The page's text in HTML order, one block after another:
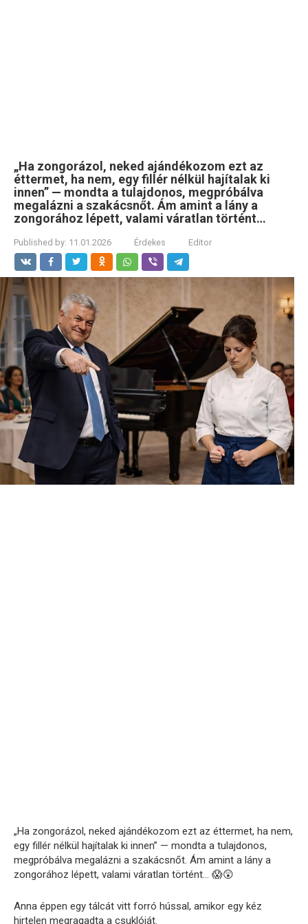
„Ha zongorázol, neked ajándékozom ezt az
éttermet, ha nem, egy fillér nélkül hajítalak ki
innen” — mondta a tulajdonos, megpróbálva
megalázni a szakácsnőt. Ám amint a lány a
zongorához lépett, valami váratlan történt…
Published by: 11.01.2026 Érdekes Editor
„Ha zongorázol, neked ajándékozom ezt az éttermet, ha nem,
egy fillér nélkül hajítalak ki innen” — mondta a tulajdonos,
megpróbálva megalázni a szakácsnőt. Ám amint a lány a
zongorához lépett, valami váratlan történt… 😱😲
Anna éppen egy tálcát vitt forró hússal, amikor egy kéz
hirtelen megragadta a csuklóját.